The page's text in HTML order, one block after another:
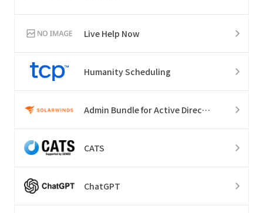
Live Help Now
Humanity Scheduling
Admin Bundle for Active Directory
CATS
ChatGPT